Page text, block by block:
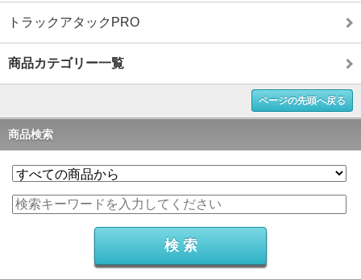
トラックアタックPRO
商品カテゴリー一覧
ページの先頭へ戻る
商品検索